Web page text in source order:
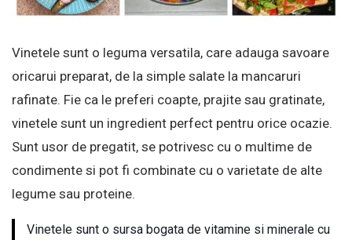
Vinetele sunt o leguma versatila, care adauga savoare
oricarui preparat, de la simple salate la mancaruri
rafinate. Fie ca le preferi coapte, prajite sau gratinate,
vinetele sunt un ingredient perfect pentru orice ocazie.
Sunt usor de pregatit, se potrivesc cu o multime de
condimente si pot fi combinate cu o varietate de alte
legume sau proteine.
Vinetele sunt o sursa bogata de vitamine si minerale cu